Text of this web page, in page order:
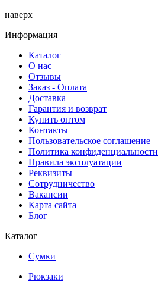
наверх
Информация
Каталог
О нас
Отзывы
Заказ - Оплата
Доставка
Гарантия и возврат
Купить оптом
Контакты
Пользовательское соглашение
Политика конфиденциальности
Правила эксплуатации
Реквизиты
Сотрудничество
Вакансии
Карта сайта
Блог
Каталог
Сумки
Рюкзаки